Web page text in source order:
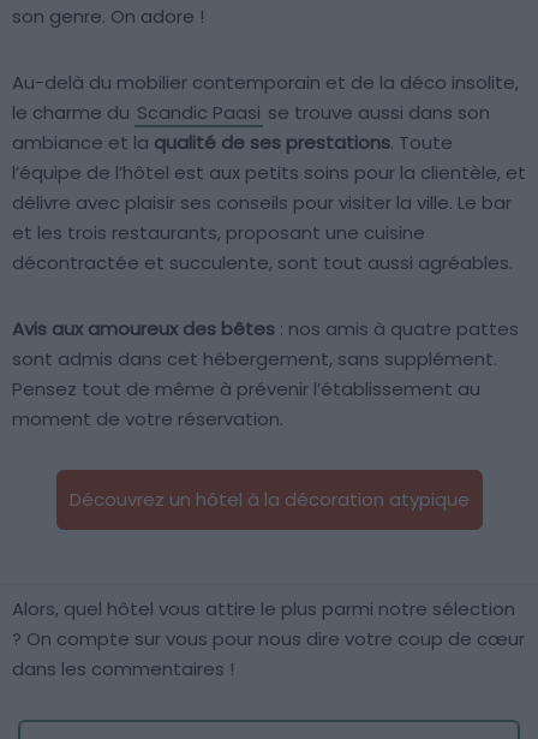
son genre. On adore !
Au-delà du mobilier contemporain et de la déco insolite,
le charme du Scandic Paasi se trouve aussi dans son
ambiance et la qualité de ses prestations. Toute
l’équipe de l’hôtel est aux petits soins pour la clientèle, et
délivre avec plaisir ses conseils pour visiter la ville. Le bar
et les trois restaurants, proposant une cuisine
décontractée et succulente, sont tout aussi agréables.
Avis aux amoureux des bêtes : nos amis à quatre pattes
sont admis dans cet hébergement, sans supplément.
Pensez tout de même à prévenir l’établissement au
moment de votre réservation.
Découvrez un hôtel à la décoration atypique
Alors, quel hôtel vous attire le plus parmi notre sélection
? On compte sur vous pour nous dire votre coup de cœur
dans les commentaires !